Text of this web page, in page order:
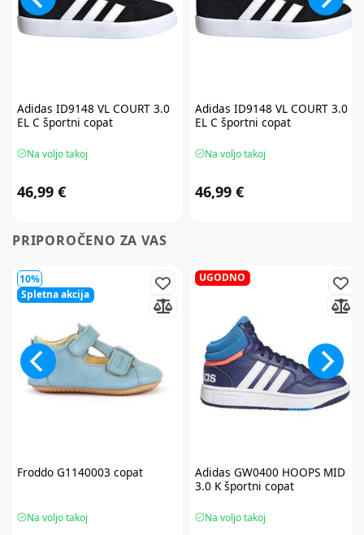
Adidas ID9148 VL COURT 3.0
EL C športni copat
Na voljo takoj
46,99 €
Adidas ID9148 VL COURT 3.0
EL C športni copat
Na voljo takoj
46,99 €
PRIPOROČENO ZA VAS
10%
Spletna akcija
FroddoG1140003 copat
Na voljo takoj
UGODNO
Adidas GW0400 HOOPS MID
3.0 K športni copat
Na voljo takoj